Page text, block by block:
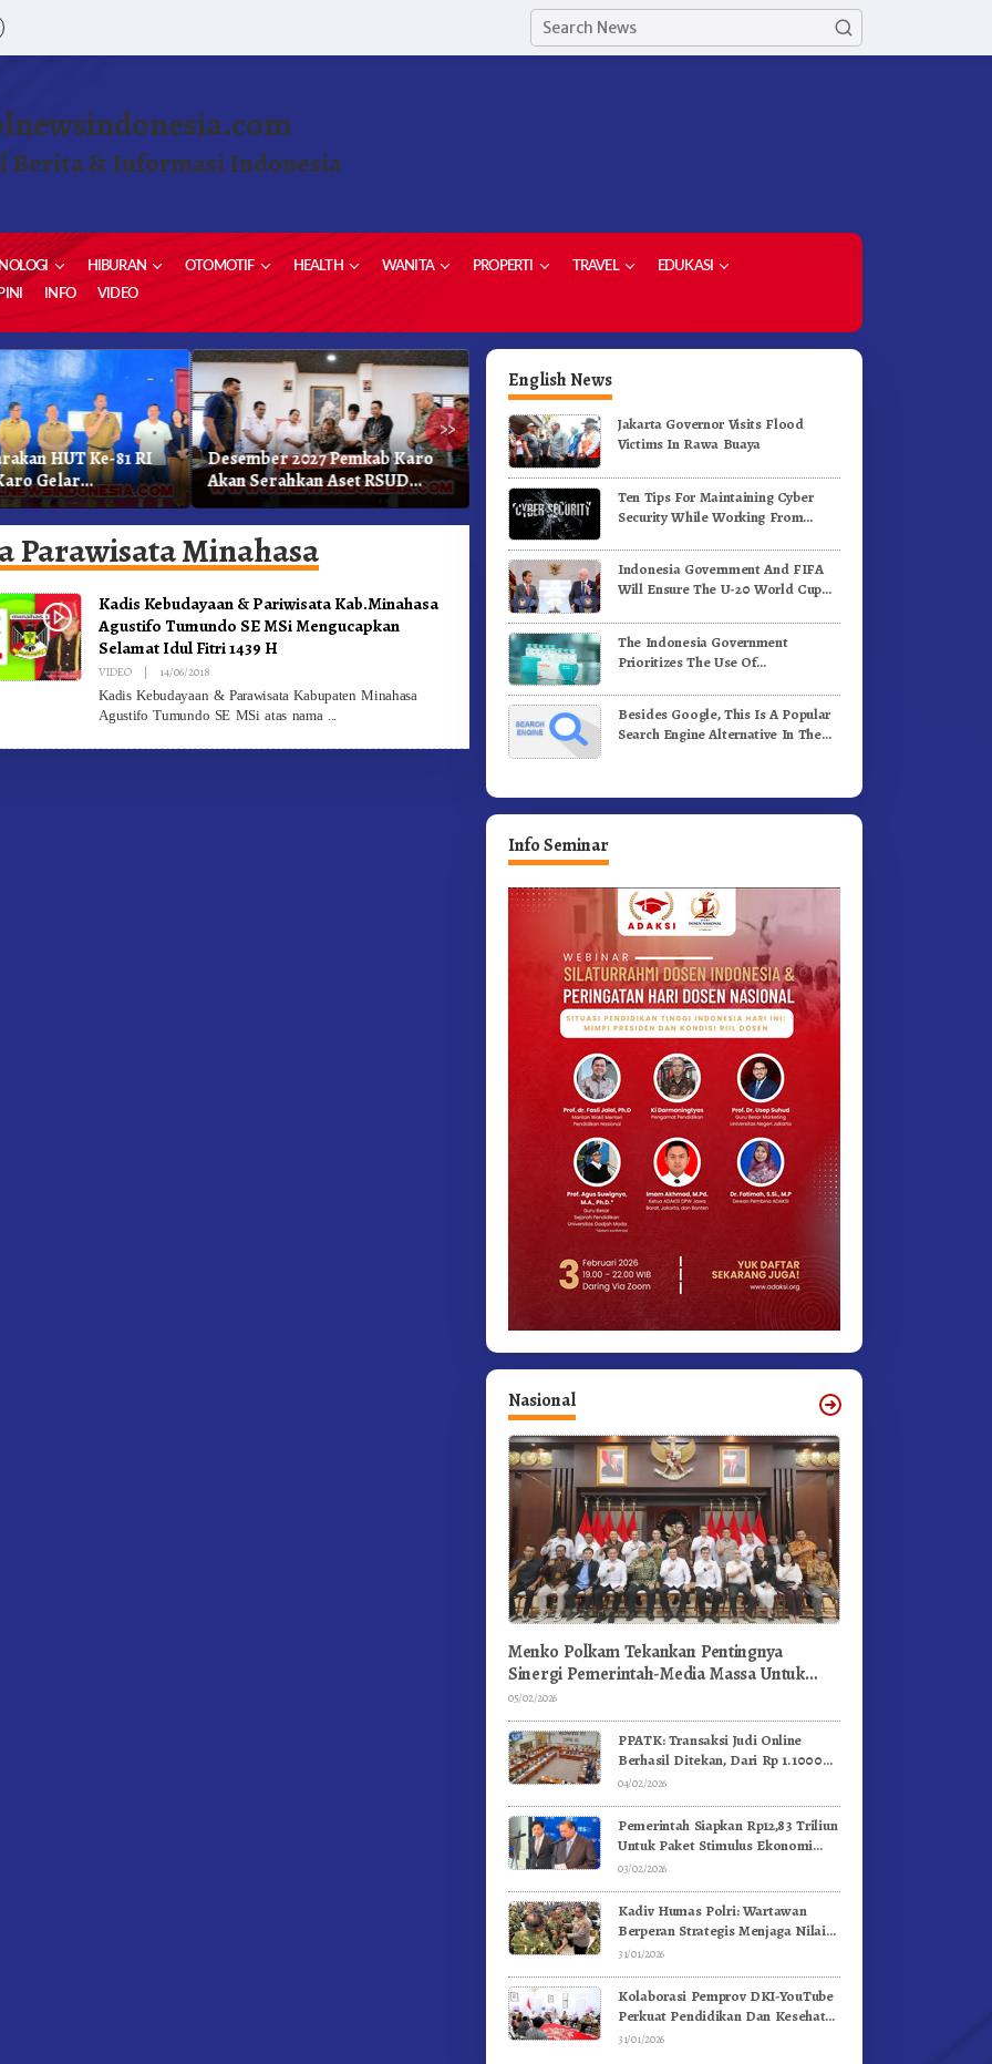
Berita & Informasi Indonesia
HIBURAN OTOMOTIF HEALTH WANITA PROPERTI TRAVEL
EDUKASI
INFO VIDEO
»
HUT Ke-81 RI
Gelar
Olahraga
Desember 2027 Pemkab Karo
Akan Serahkan Aset RSUD
Kabanjahe Ke Moderamen
GBKP
Bupati Karo Dorong Lulusan
Universitas Quality Berastagi
Jadi Generasi Inovatif dan
Berintegritas
Bupati Karo Serahkan 1,2
Benih Kopi Arabika
Parawisata Minahasa
Kadis Kebudayaan & Pariwisata Kab.Minahasa
Agustifo Tumundo SE MSi Mengucapkan
Selamat Idul Fitri 1439 H
VIDEO | 14/06/2018
Kadis Kebudayaan & Parawisata Kabupaten Minahasa
Agustifo Tumundo SE MSi atas nama
English News
Jakarta Governor Visits Flood
Victims In Rawa Buaya
Ten Tips For Maintaining Cyber
Security While Working From
Indonesia Government And FIFA
Will Ensure The U-20 World Cup
Standards
The Indonesia Government
Prioritizes The Use Of
Vaccines
Besides Google, This Is A Popular
Search Engine Alternative In The
Info Seminar
Nasional
Menko Polkam Tekankan Pentingnya
Sinergi Pemerintah-Media Massa Untuk
Jaga Stabilitas Bangsa
05/02/2026
PPATK: Transaksi Judi Online
Berhasil Ditekan, Dari Rp 1.1000
Triliun Menjadi Rp 268 Triliun
04/02/2026
Pemerintah Siapkan Rp12,83 Triliun
Untuk Paket Stimulus Ekonomi
Kuartal I-2026
03/02/2026
Kadiv Humas Polri: Wartawan
Berperan Strategis Menjaga Nilai
Kebangsaan, Demokrasi, dan NKRI
31/01/2026
Kolaborasi Pemprov DKI-YouTube
Perkuat Pendidikan Dan Kesehatan
Mental
31/01/2026